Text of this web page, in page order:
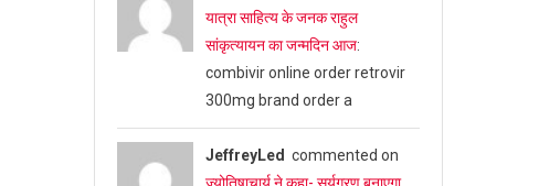
यात्रा साहित्य के जनक राहुल
सांकृत्यायन का जन्‍मदिन आज:
combivir online order retrovir
300mg brand order a
JeffreyLed commented on
ज्योतिषाचार्य ने कहा- सूर्यग्रण बनाएगा